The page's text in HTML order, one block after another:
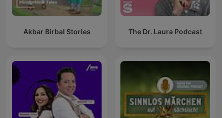
Akbar Birbal Stories The Dr. Laura Podcast